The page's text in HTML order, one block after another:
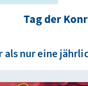
Tag der
als nur eine